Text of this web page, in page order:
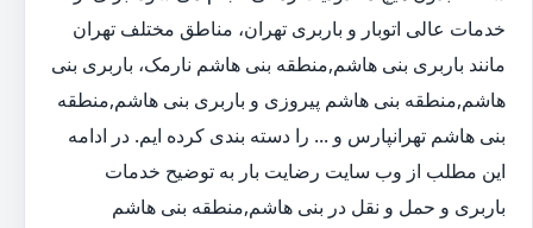
خدمات عالی اتوبار و باربری تهران، مناطق مختلف تهران
مانند باربری بنی هاشم,منطقه بنی هاشم نارمک، باربری بنی
هاشم,منطقه بنی هاشم پیروزی و باربری بنی هاشم,منطقه
بنی هاشم تهرانپارس و ... را دسته بندی کرده ایم. در ادامه
این مطلب از وب سایت رضایت بار به توضیح خدمات
باربری و حمل و نقل در بنی هاشم,منطقه بنی هاشم